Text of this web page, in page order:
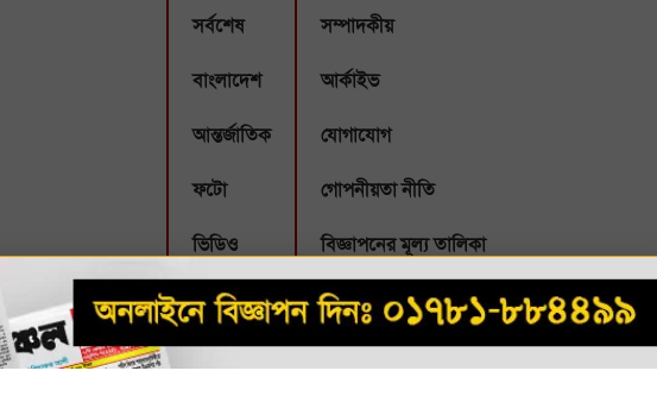
সর্বশেষ
বাংলাদেশ
আন্তর্জাতিক
ফটো
ভিডিও
সম্পাদকীয়
আর্কাইভ
যোগাযোগ
গোপনীয়তা নীতি
বিজ্ঞাপনের মূল্য তালিকা
Designed & Developed by:Webbubl